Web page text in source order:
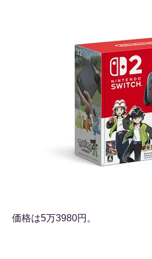
価格は5万3980円。